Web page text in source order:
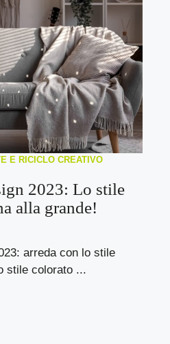
E RICICLO CREATIVO
2023: Lo stile
alla grande!
arreda con lo stile
stile colorato ...